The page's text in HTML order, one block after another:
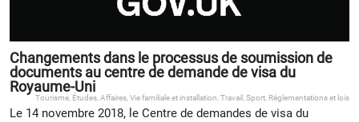
Changements dans le processus de soumission de
documents au centre de demande de visa du
Royaume-Uni
Tourisme Études Affaires Vie familiale et installation Travail Sport Réglementations et lois
Le 14 novembre 2018, le Centre de demandes de visa du